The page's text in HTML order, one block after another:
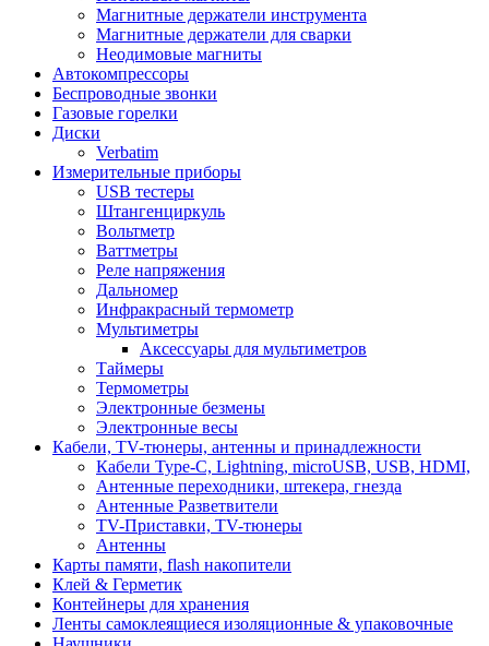
Магнитные держатели инструмента
Магнитные держатели для сварки
Неодимовые магниты
Автокомпрессоры
Беспроводные звонки
Газовые горелки
Диски
Verbatim
Измерительные приборы
USB тестеры
Штангенциркуль
Вольтметр
Ваттметры
Реле напряжения
Дальномер
Инфракрасный термометр
Мультиметры
Аксессуары для мультиметров
Таймеры
Термометры
Электронные безмены
Электронные весы
Кабели, TV-тюнеры, антенны и принадлежности
Кабели Type-C, Lightning, microUSB, USB, HDMI,
Антенные переходники, штекера, гнезда
Антенные Разветвители
TV-Приставки, TV-тюнеры
Антенны
Карты памяти, flash накопители
Клей & Герметик
Контейнеры для хранения
Ленты самоклеящиеся изоляционные & упаковочные